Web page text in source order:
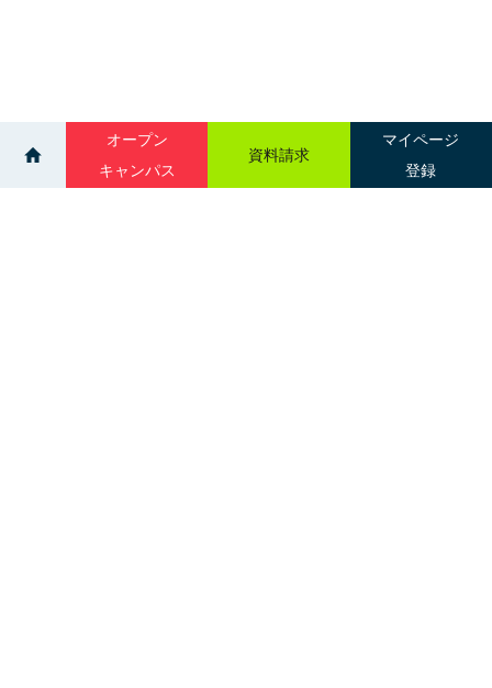
オープン
キャンパス
資料請求
マイページ
登録